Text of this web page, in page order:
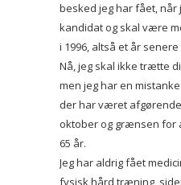
besked jeg har fået, når
kandidat og skal være
i 1996, altså et år senere
Nå, jeg skal ikke trætte
men jeg har en
der har været
oktober og grænsen for
65 år.
Jeg har aldrig fået
fysisk hård træning,